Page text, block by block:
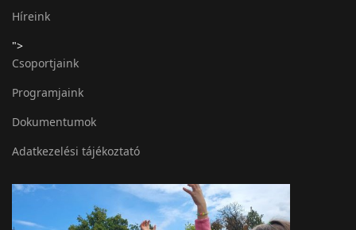
Híreink
">
Csoportjaink
Programjaink
Dokumentumok
Adatkezelési tájékoztató